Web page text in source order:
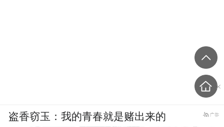
盗香窃玉：我的青春就是赌出来的